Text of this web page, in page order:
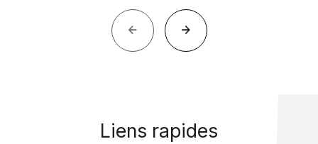
Liens rapides